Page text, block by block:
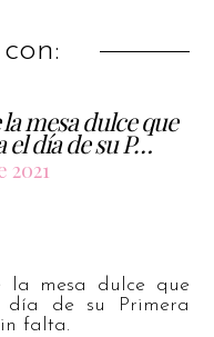
mesa dulce que
día de su P…
2021
la mesa dulce que
día de su Primera
falta.